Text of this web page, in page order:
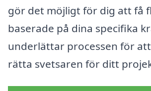
gör det möjligt för dig att få
baserade på dina specifika
underlättar processen för
rätta svetsaren för ditt